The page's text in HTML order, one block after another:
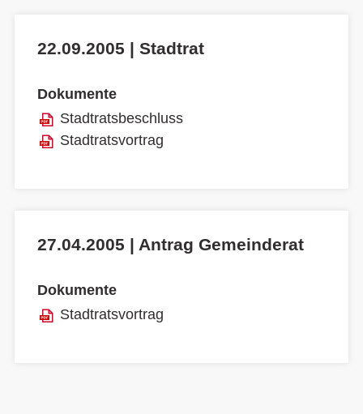
22.09.2005 | Stadtrat
Dokumente
Stadtratsbeschluss
Stadtratsvortrag
27.04.2005 | Antrag Gemeinderat
Dokumente
Stadtratsvortrag